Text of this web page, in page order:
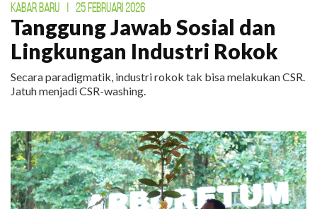
KABAR BARU 25 FEBRUARI 2026
Tanggung Jawab Sosial dan
Lingkungan Industri Rokok
Secara paradigmatik, industri rokok tak bisa melakukan CSR.
Jatuh menjadi CSR-washing.